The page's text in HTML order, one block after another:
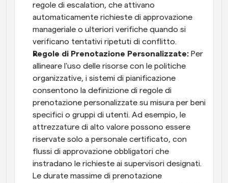
regole di escalation, che attivano
automaticamente richieste di approvazione
manageriale o ulteriori verifiche quando si
verificano tentativi ripetuti di conflitto.
Regole di Prenotazione Personalizzate: Per
allineare l'uso delle risorse con le politiche
organizzative, i sistemi di pianificazione
consentono la definizione di regole di
prenotazione personalizzate su misura per beni
specifici o gruppi di utenti. Ad esempio, le
attrezzature di alto valore possono essere
riservate solo a personale certificato, con
flussi di approvazione obbligatori che
instradano le richieste ai supervisori designati.
Le durate massime di prenotazione